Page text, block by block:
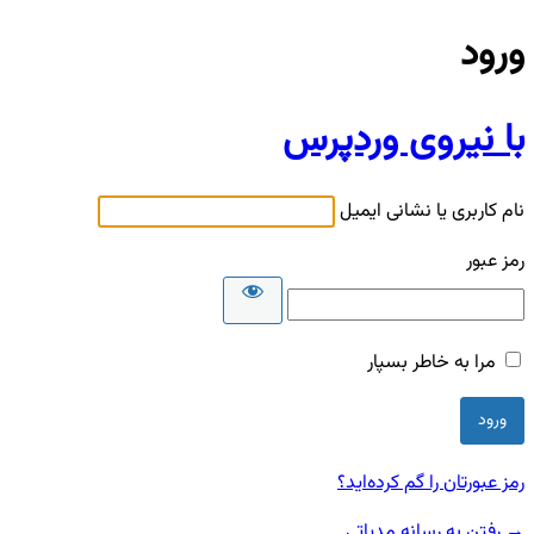
ورود
با نیروی وردپرس
نام کاربری یا نشانی ایمیل
رمز عبور
مرا به خاطر بسپار
رمز عبورتان را گم کرده‌اید؟